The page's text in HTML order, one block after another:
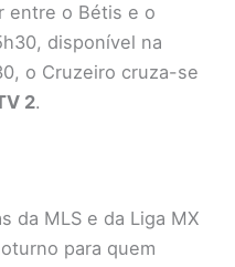
entre o Bétis e o
disponível na
o Cruzeiro cruza-se
2.
da MLS e da Liga MX
para quem